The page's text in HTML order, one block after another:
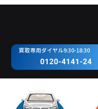
​買取専用ダイヤル9:30-18:30
0120-4141-24